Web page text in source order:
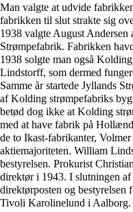
Man valgte at udvide
fabrikken til slut strakte sig
1938 valgte August Andersen
Strømpefabrik. Fabrikken
1938 solgte man også
Lindstorff, som dermed
Samme år startede Jyllands
af Kolding strømpefabriks
betød dog ikke at Kolding
med at have fabrik på
de to Ikast-fabrikanter,
aktiemajoriteten. William
bestyrelsen. Prokurist
direktør i 1943. I slutningen
direktørposten og
Tivoli Karolinelund i Aalborg.